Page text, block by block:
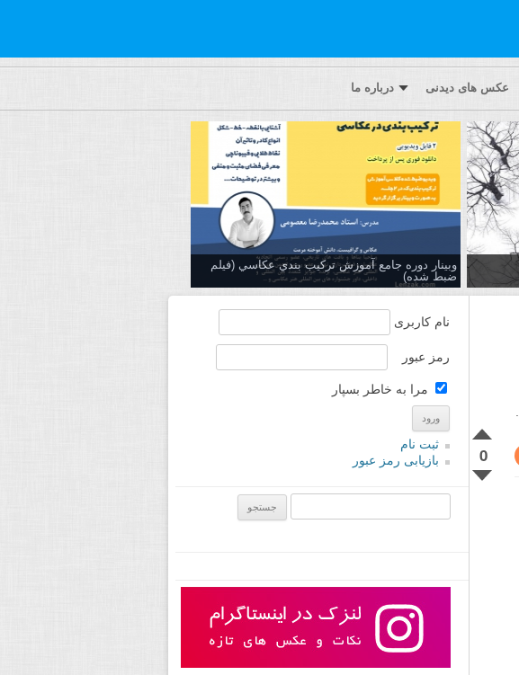
عکس های دیدنی درباره ما
وبینار دوره جامع آموزش تركيب بندي عكاسي (فیلم
ضبط شده)
0
نام کاربری
رمز عبور
مرا به خاطر بسپار
ثبت نام
بازیابی رمز عبور